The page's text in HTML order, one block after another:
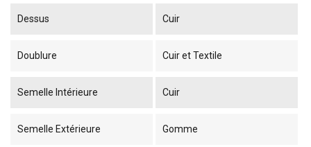
Dessus Cuir
Doublure Cuir et Textile
Semelle Intérieure Cuir
Semelle Extérieure Gomme